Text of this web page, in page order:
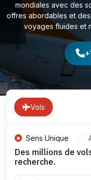
mondiales avec des
offres abordables et
voyages fluides et
Vols
Sens Unique
Des millions de
recherche.